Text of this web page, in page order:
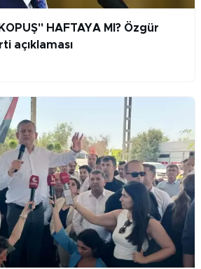
HAFTAYA MI? Özgür
açıklaması